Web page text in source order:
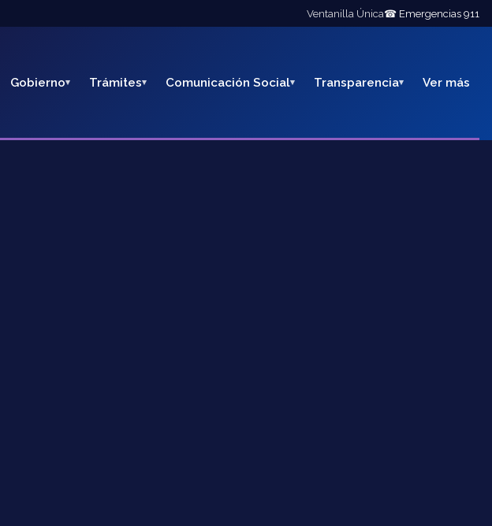
Ventanilla Única☎ Emergencias 911
Gobierno Trámites Comunicación Social Transparencia Ver más